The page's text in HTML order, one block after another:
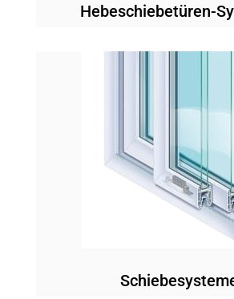
Hebeschiebetüren-